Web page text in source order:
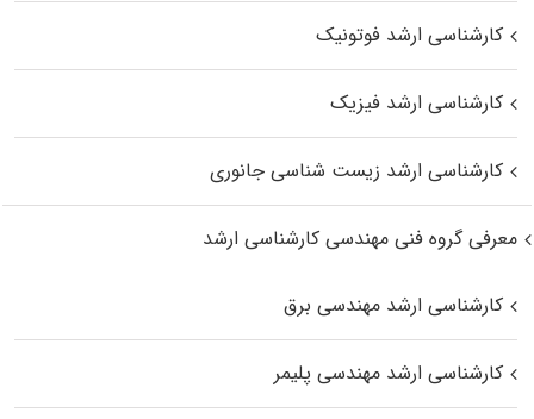
کارشناسی ارشد فوتونیک
کارشناسی ارشد فیزیک
کارشناسی ارشد زیست‌ شناسی جانوری
معرفی گروه فنی مهندسی کارشناسی ارشد
کارشناسی ارشد مهندسی برق
کارشناسی ارشد مهندسی پلیمر